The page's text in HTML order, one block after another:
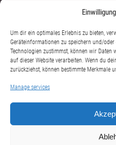
Um dir ein optimales Erlebnis zu bieten,
Geräteinformationen zu speichern und/
Technologien zustimmst, können wir Daten
auf dieser Website verarbeiten. Wenn du
zurückziehst, können bestimmte Merkmale
Manage services
Contact:
+49 1631 320780